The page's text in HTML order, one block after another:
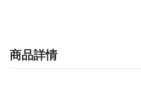
商品詳情